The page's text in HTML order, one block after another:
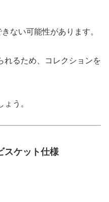
ない可能性があります。
れるため、コレクションを
う。
スケット仕様